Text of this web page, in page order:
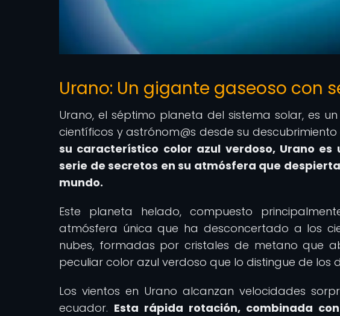
Urano: Un gigante gaseoso con
Urano, el séptimo planeta del sistema solar, es
científicos y astrónom@s desde su descubrimiento
su característico color azul verdoso, Urano
serie de secretos en su atmósfera que
mundo.
Este planeta helado, compuesto
atmósfera única que ha desconcertado a los
nubes, formadas por cristales de metano que
peculiar color azul verdoso que lo distingue de los
Los vientos en Urano alcanzan velocidades
ecuador. Esta rápida rotación, combinada